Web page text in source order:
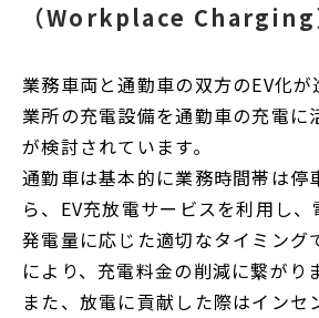
（Workplace Charging
業務車両と通勤車の双方のEV化
業所の充電設備を通勤車の充電に
が検討されています。
通勤車は基本的に業務時間帯は停
ら、EV充放電サービスを利用し
発電量に応じた適切なタイミング
により、充電料金の削減に繋がり
また、放電に貢献した際はインセ